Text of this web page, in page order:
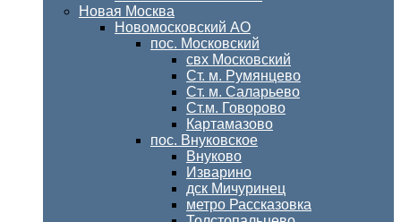
Новая Москва
Новомосковский АО
пос. Московский
свх Московский
Ст. м. Румянцево
Ст. м. Саларьево
Ст.м. Говорово
Картамазово
пос. Внуковское
Внуково
Изварино
дск Мичуринец
метро Рассказовка